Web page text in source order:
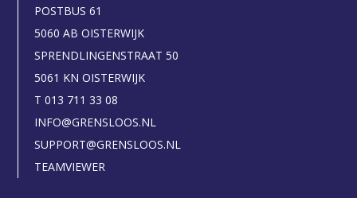
POSTBUS 61
5060 AB OISTERWIJK
SPRENDLINGENSTRAAT 50
5061 KN OISTERWIJK
T 013 711 33 08
INFO@GRENSLOOS.NL
SUPPORT@GRENSLOOS.NL
TEAMVIEWER